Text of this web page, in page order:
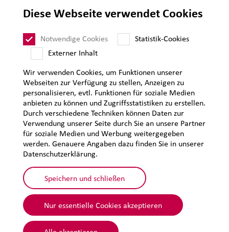
Impressum
Datenschutz
© 2026 Lehmann&Voss&Co.
Diese Webseite verwendet Cookies
Notwendige Cookies
Statistik-Cookies
Externer Inhalt
Wir verwenden Cookies, um Funktionen unserer
Webseiten zur Verfügung zu stellen, Anzeigen zu
personalisieren, evtl. Funktionen für soziale Medien
anbieten zu können und Zugriffsstatistiken zu erstellen.
Durch verschiedene Techniken können Daten zur
Verwendung unserer Seite durch Sie an unsere Partner
für soziale Medien und Werbung weitergegeben
werden. Genauere Angaben dazu finden Sie in unserer
Datenschutzerklärung.
Speichern und schließen
Nur essentielle Cookies akzeptieren